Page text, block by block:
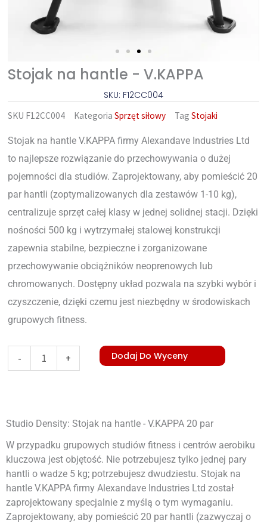
Stojak na hantle - V.KAPPA
SKU: F12CC004
SKU F12CC004 Kategoria Sprzęt siłowy Tag Stojaki
Stojak na hantle V.KAPPA firmy Alexandave Industries Ltd
to najlepsze rozwiązanie do przechowywania o dużej
pojemności dla studiów. Zaprojektowany, aby pomieścić 20
par hantli (zoptymalizowanych dla zestawów 1-10 kg),
centralizuje sprzęt całej klasy w jednej solidnej stacji. Dzięki
nośności 500 kg i wytrzymałej stalowej konstrukcji
zapewnia stabilne, bezpieczne i zorganizowane
przechowywanie obciążników neoprenowych lub
chromowanych. Dostępny układ pozwala na szybki wybór i
czyszczenie, dzięki czemu jest niezbędny w środowiskach
grupowych fitness.
-
Dumbbell
+ Dodaj Do Wyceny
Studio Density: Stojak na hantle - V.KAPPA 20 par
W przypadku grupowych studiów fitness i centrów aerobiku
kluczowa jest objętość. Nie potrzebujesz tylko jednej pary
hantli o wadze 5 kg; potrzebujesz dwudziestu. Stojak na
hantle V.KAPPA firmy Alexandave Industries Ltd został
zaprojektowany specjalnie z myślą o tym wymaganiu.
Zaprojektowany, aby pomieścić 20 par hantli (zazwyczaj o